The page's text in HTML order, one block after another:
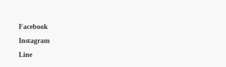
Facebook
Instagram
Line